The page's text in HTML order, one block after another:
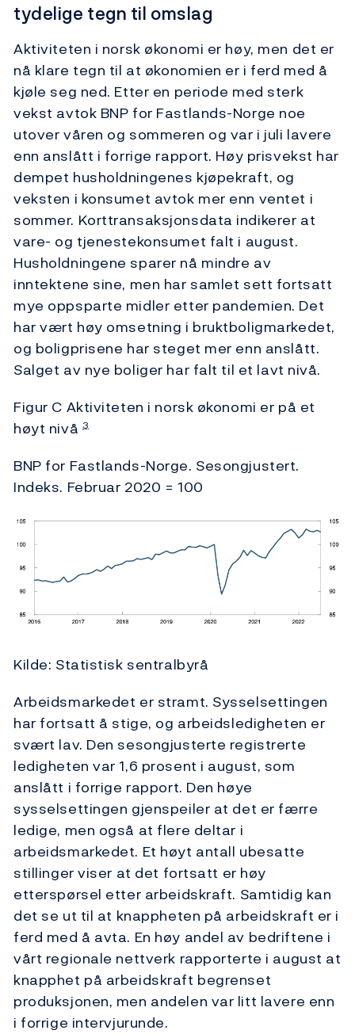
tydelige tegn til omslag
Aktiviteten i norsk økonomi er høy, men det er
nå klare tegn til at økonomien er i ferd med å
kjøle seg ned. Etter en periode med sterk
vekst avtok BNP for Fastlands-Norge noe
utover våren og sommeren og var i juli lavere
enn anslått i forrige rapport. Høy prisvekst har
dempet husholdningenes kjøpekraft, og
veksten i konsumet avtok mer enn ventet i
sommer. Korttransaksjonsdata indikerer at
vare- og tjenestekonsumet falt i august.
Husholdningene sparer nå mindre av
inntektene sine, men har samlet sett fortsatt
mye oppsparte midler etter pandemien. Det
har vært høy omsetning i bruktboligmarkedet,
og boligprisene har steget mer enn anslått.
Salget av nye boliger har falt til et lavt nivå.
Figur C Aktiviteten i norsk økonomi er på et
høyt nivå 3
BNP for Fastlands-Norge. Sesongjustert.
Indeks. Februar 2020 = 100
Kilde: Statistisk sentralbyrå
Arbeidsmarkedet er stramt. Sysselsettingen
har fortsatt å stige, og arbeidsledigheten er
svært lav. Den sesongjusterte registrerte
ledigheten var 1,6 prosent i august, som
anslått i forrige rapport. Den høye
sysselsettingen gjenspeiler at det er færre
ledige, men også at flere deltar i
arbeidsmarkedet. Et høyt antall ubesatte
stillinger viser at det fortsatt er høy
etterspørsel etter arbeidskraft. Samtidig kan
det se ut til at knappheten på arbeidskraft er i
ferd med å avta. En høy andel av bedriftene i
vårt regionale nettverk rapporterte i august at
knapphet på arbeidskraft begrenset
produksjonen, men andelen var litt lavere enn
i forrige intervjurunde.